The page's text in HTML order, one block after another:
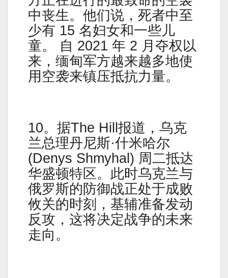
中丧生。他们说，死者中至
少有 15 名妇女和一些儿
童。 自 2021 年 2 月夺权以
来，缅甸军方越来越多地使
用空袭来镇压抵抗力量。
10。据The Hill报道，乌克
兰总理丹尼斯·什米哈尔
(Denys Shmyhal) 周二抵达
华盛顿特区。此时乌克兰与
俄罗斯的防御战正处于成败
攸关的时刻，基辅准备发动
反攻，这将决定战争的未来
走向。